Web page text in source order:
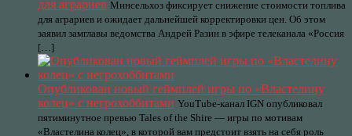
для аграриев Минсельхоз фиксирует снижение стоимости топлива
для аграриев и ожидает дальнейшей корректировки цен. Об этом
заявил замглавы ведомства Андрей Разин в эфире телеканала «Россия
[…]
Опубликован новый геймплей игры по «Властелину
колец» с негрохоббитами YouTube-канал IGN опубликовал
пятиминутное превью Tales of the Shire — игры по мотивам
«Властелина колец», в которой вам предстоит взять на себя роль